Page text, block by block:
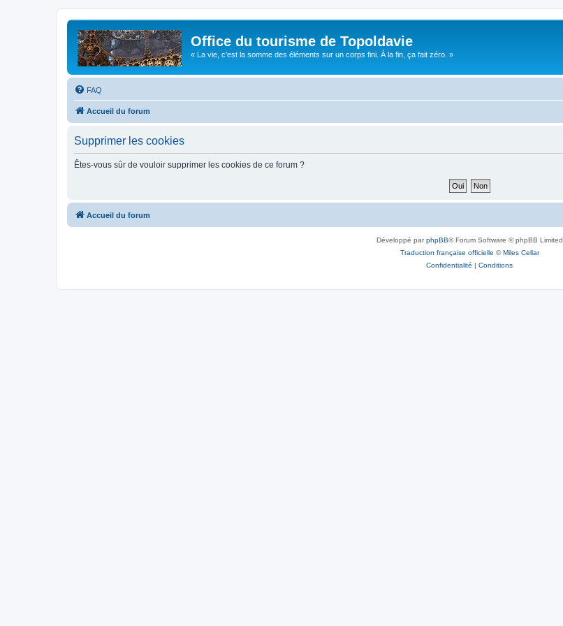
Office du tourisme de Topoldavie
« La vie, c'est la somme des éléments sur un corps fini. À la fin, ça fait zéro. »
FAQ
Accueil du forum
Supprimer les cookies
Êtes-vous sûr de vouloir supprimer les cookies de ce forum ?
Accueil du forum
Développé parphpBB® Forum Software © phpBB Limited
Traduction française officielle ©Miles Cellar
Confidentialité | Conditions